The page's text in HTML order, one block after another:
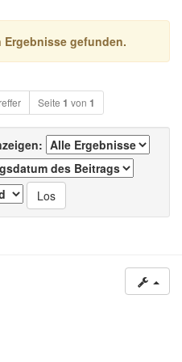
Ergebnisse gefunden.
Seite 1 von 1